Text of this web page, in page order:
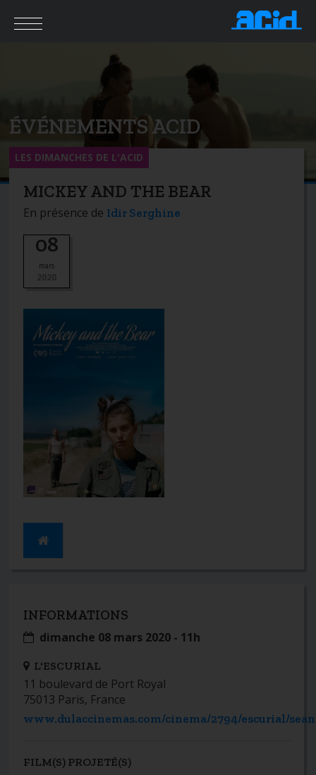
ÉVÉNEMENTS ACID
MICKEY AND THE BEAR
En présence de Idir Serghine
08
mars
LES DIMANCHES DE L'ACID
INFORMATIONS
dimanche 08 mars 2020 - 11h
L'ESCURIAL
11 boulevard de Port Royal
75013 Paris, France
www.dulaccinemas.com/cinema/2794/escurial/
FILM(S) PROJETÉ(S)